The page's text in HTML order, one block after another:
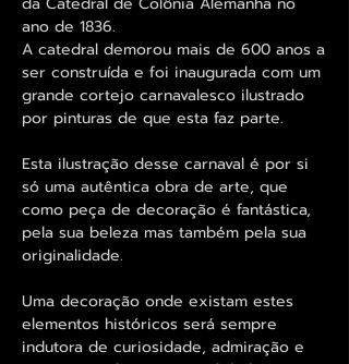
ano de 1836.
A catedral demorou mais de 600 anos a
ser construída e foi inaugurada com um
grande cortejo carnavalesco ilustrado
por pinturas de que esta faz parte.
Esta ilustração desse carnaval é por si
só uma autêntica obra de arte, que
como peça de decoração é fantástica,
pela sua beleza mas também pela sua
originalidade.
Uma decoração onde existam estes
elementos históricos será sempre
indutora de curiosidade, admiração e